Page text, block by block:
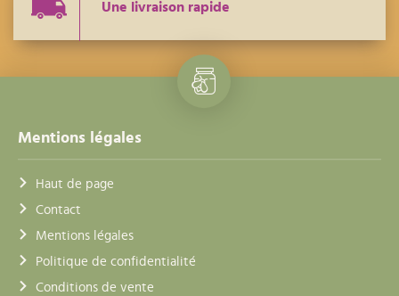
Une livraison rapide
Mentions légales
Haut de page
Contact
Mentions légales
Politique de confidentialité
Conditions de vente